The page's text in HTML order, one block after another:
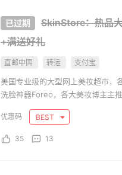
SkinStore：热品
+满送好礼
直邮中国 转运 支付宝
美国专业级的大型网上美妆超市，
洗脸神器Foreo，各大美妆博主主
Caudalie 等国内丝芙兰没有的价
Erno Laszlo，杜克等坐等你开发
运回国，让你感受不一样的购物刺激
BEST
35 13